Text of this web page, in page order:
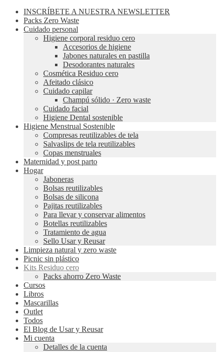
INSCRÍBETE A NUESTRA NEWSLETTER
Packs Zero Waste
Cuidado personal
Higiene corporal residuo cero
Accesorios de higiene
Jabones naturales en pastilla
Desodorantes naturales
Cosmética Residuo cero
Afeitado clásico
Cuidado capilar
Champú sólido · Zero waste
Cuidado facial
Higiene Dental sostenible
Higiene Menstrual Sostenible
Compresas reutilizables de tela
Salvaslips de tela reutilizables
Copas menstruales
Maternidad y post parto
Hogar
Jaboneras
Bolsas reutilizables
Bolsas de silicona
Pajitas reutilizables
Para llevar y conservar alimentos
Botellas reutilizables
Tratamiento de agua
Sello Usar y Reusar
Limpieza natural y zero waste
Picnic sin plástico
Kits Residuo cero
Packs ahorro Zero Waste
Cursos
Libros
Mascarillas
Outlet
Todos
El Blog de Usar y Reusar
Mi cuenta
Detalles de la cuenta